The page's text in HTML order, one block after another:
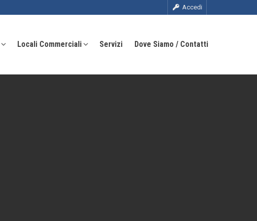
Accedi
Locali Commerciali Servizi Dove Siamo / Contatti